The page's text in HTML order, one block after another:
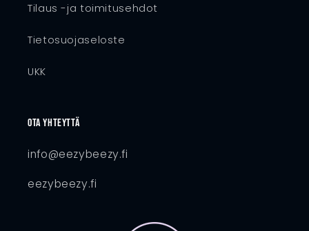
Tilaus -ja toimitusehdot
Tietosuojaseloste
UKK
Ota yhteyttä
info@eezybeezy.fi
eezybeezy.fi